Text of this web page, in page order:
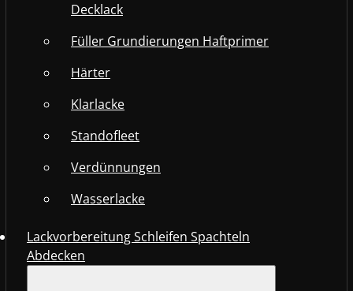
Decklack
Füller Grundierungen Haftprimer
Härter
Klarlacke
Standofleet
Verdünnungen
Wasserlacke
Lackvorbereitung Schleifen Spachteln
Abdecken